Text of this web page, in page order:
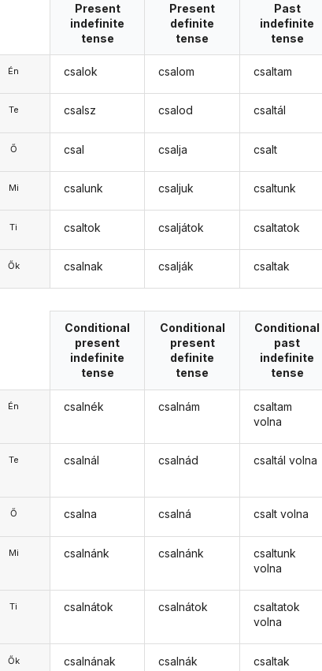
Én
Te
Ő
Mi
Ti
Ők
Present
indefinite
tense
csalok
csalsz
csal
csalunk
csaltok
csalnak
Present
definite
tense
csalom
csalod
csalja
csaljuk
csaljátok
csalják
Past
indefinite
tense
csaltam
csaltál
csalt
csaltunk
csaltatok
csaltak
Én
Te
Ő
Mi
Ti
Ők
Conditional
present
indefinite
tense
csalnék
csalnál
csalna
csalnánk
csalnátok
csalnának
Conditional
present
definite
tense
csalnám
csalnád
csalná
csalnánk
csalnátok
csalnák
Conditional
past
indefinite
tense
csaltam
volna
csaltál volna
csalt volna
csaltunk
volna
csaltatok
volna
csaltak